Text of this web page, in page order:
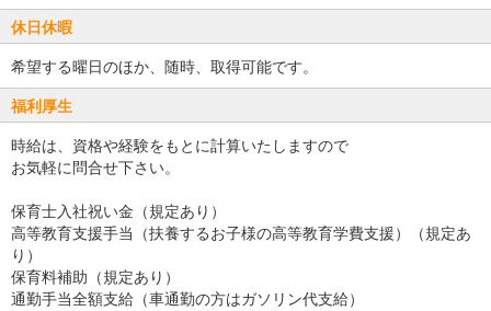
休日休暇
希望する曜日のほか、随時、取得可能です。
福利厚生
時給は、資格や経験をもとに計算いたしますので
お気軽に問合せ下さい。
保育士入社祝い金（規定あり）
高等教育支援手当（扶養するお子様の高等教育学費支援）（規定あ
り）
保育料補助（規定あり）
通勤手当全額支給（車通勤の方はガソリン代支給）